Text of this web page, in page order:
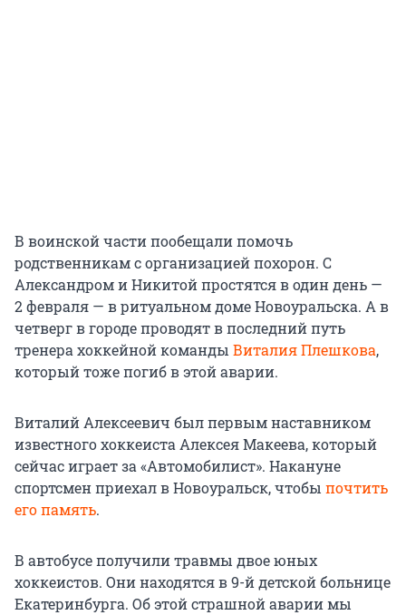
В воинской части пообещали помочь
родственникам с организацией похорон. С
Александром и Никитой простятся в один день —
2 февраля — в ритуальном доме Новоуральска. А в
четверг в городе проводят в последний путь
тренера хоккейной команды Виталия Плешкова,
который тоже погиб в этой аварии.
Виталий Алексеевич был первым наставником
известного хоккеиста Алексея Макеева, который
сейчас играет за «Автомобилист». Накануне
спортсмен приехал в Новоуральск, чтобы почтить
его память.
В автобусе получили травмы двое юных
хоккеистов. Они находятся в 9-й детской больнице
Екатеринбурга. Об этой страшной аварии мы